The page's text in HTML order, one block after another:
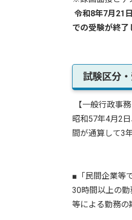
令和8年7月21
での受験が終
試験区分
【一般行政事
昭和57年4月2
間が通算して3
■「民間企業等
30時間以上の
等による勤務の